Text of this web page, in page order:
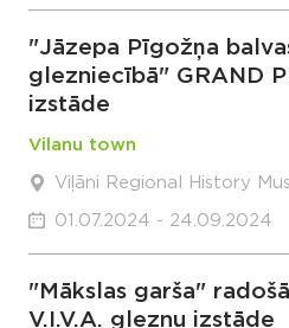
"Jāzepa Pīgožņa
glezniecībā" GRAND
izstāde
Vilanu town
Viļāni Regional History
01.07.2024 - 24.09.2024
"Mākslas garša"
V.I.V.A. gleznu izstāde